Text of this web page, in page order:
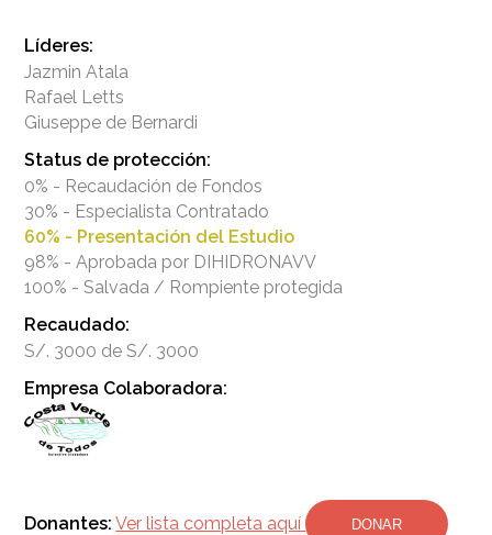
Líderes:
Jazmin Atala
Rafael Letts
Giuseppe de Bernardi
Status de protección:
0% - Recaudación de Fondos
30% - Especialista Contratado
60% - Presentación del Estudio
98% - Aprobada por DIHIDRONAVV
100% - Salvada / Rompiente protegida
Recaudado:
S/. 3000 de S/. 3000
Empresa Colaboradora:
Donantes: Ver lista completa aquí DONAR